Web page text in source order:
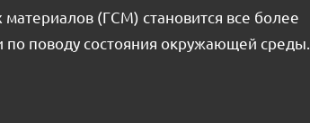
(ГСМ) становится все более
по поводу состояния окружающей среды.